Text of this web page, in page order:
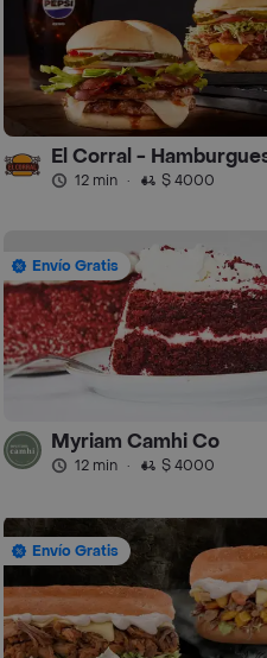
El Corral -
12 min · $ 4000
Envío Gratis
Myriam Camhi Co
12 min · $ 4000
Envío Gratis